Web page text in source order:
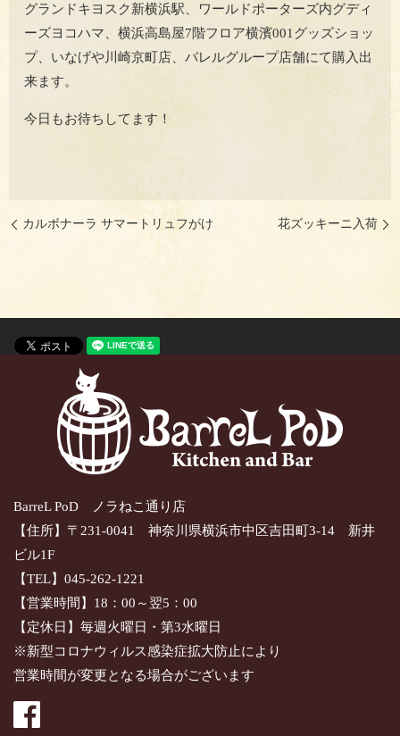
グランドキヨスク新横浜駅、ワールドポーターズ内グディ
ーズヨコハマ、横浜高島屋7階フロア横濱001グッズショッ
プ、いなげや川崎京町店、バレルグループ店舗にて購入出
来ます。
今日もお待ちしてます！
カルボナーラ サマートリュフがけ 花ズッキーニ入荷
BarreL PoD ノラねこ通り店
【住所】〒231-0041 神奈川県横浜市中区吉田町3-14 新井
ビル1F
【TEL】045-262-1221
【営業時間】18：00～翌5：00
【定休日】毎週火曜日・第3水曜日
※新型コロナウィルス感染症拡大防止により
営業時間が変更となる場合がございます